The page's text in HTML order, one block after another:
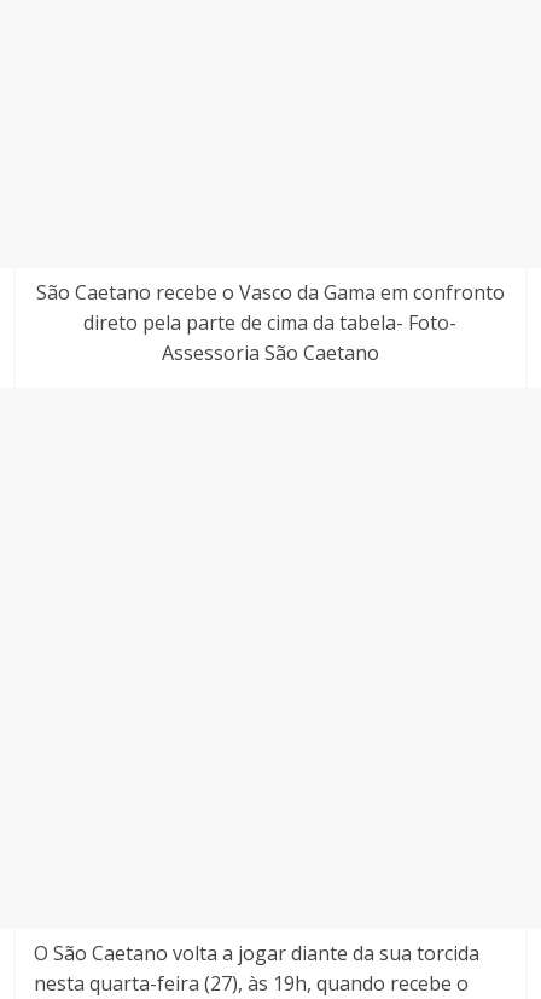
São Caetano recebe o Vasco da Gama em confronto
direto pela parte de cima da tabela- Foto-
Assessoria São Caetano
O São Caetano volta a jogar diante da sua torcida
nesta quarta-feira (27), às 19h, quando recebe o